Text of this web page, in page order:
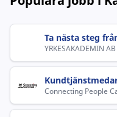
Ta nästa steg
YRKESAKADEMIN AB
Connecting People